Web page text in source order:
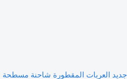
جديد العربات المقطورة شاحنة مسطحة